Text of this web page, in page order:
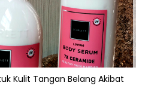
Kulit Tangan Belang Akibat